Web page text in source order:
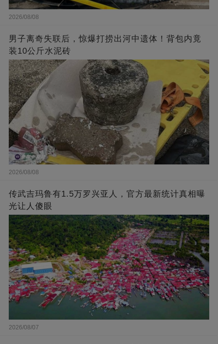
2026/08/08
男子离奇失联后，惊爆打捞出河中遗体！背包内竟
装10公斤水泥砖
2026/08/08
传武吉玛鲁有1.5万罗兴亚人，官方最新统计真相曝
光让人傻眼
2026/08/07